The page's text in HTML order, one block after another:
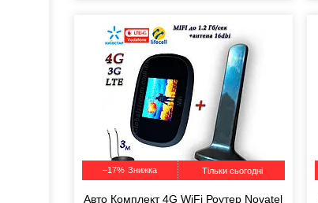
–17% Тільки сьогодні
Авто Комплект 4G WiFi Роутер Novatel